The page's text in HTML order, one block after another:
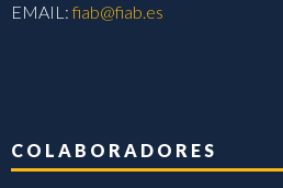
EMAIL:fiab@fiab.es
COLABORADORES